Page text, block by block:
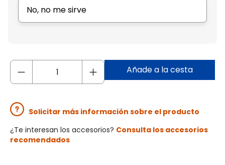
No, no me sirve
Añade a la cesta
Solicitar más información sobre el producto
¿Te interesan los accesorios? Consulta los accesorios
recomendados